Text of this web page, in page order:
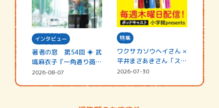
インタビュー
著者の窓 第54回 ◈ 武
塙麻衣子『一角通り商店
街の…
2026-08-07
特集
ワクサカソウヘイさん ×
平井まさあきさん「スペ
シャ…
2026-07-30